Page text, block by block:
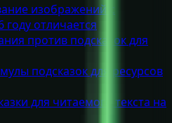
изображений с
отличается
против подсказок для
подсказок для ресурсов
для читаемого текста на